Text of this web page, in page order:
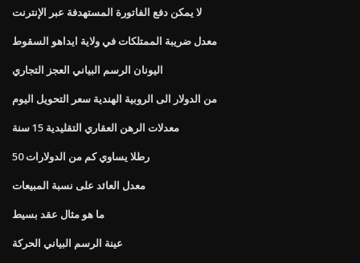
لا يمكن دفع الفاتورة المستهدفة عبر الإنترنت
معدل ضريبة الممتلكات في ولاية ايداهو السقوط
اليونان الرسم البياني العجز التجاري
من الدولار الى الروبية الهندية سعر التحويل اليوم
معدلات الرهن العقاري التقليدية 15 سنة
50 رطلا يساوي كم من الدولارات
معدل العائد على نسبة المبيعات
ما هو مثال عقد بسيط
عينة الرسم البياني الحركة